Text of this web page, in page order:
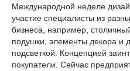
Международной неделе
участие специалисты из
бизнеса, например,
подушки, элементы декора и
подсветкой. Концепцией
покупатели. Сейчас